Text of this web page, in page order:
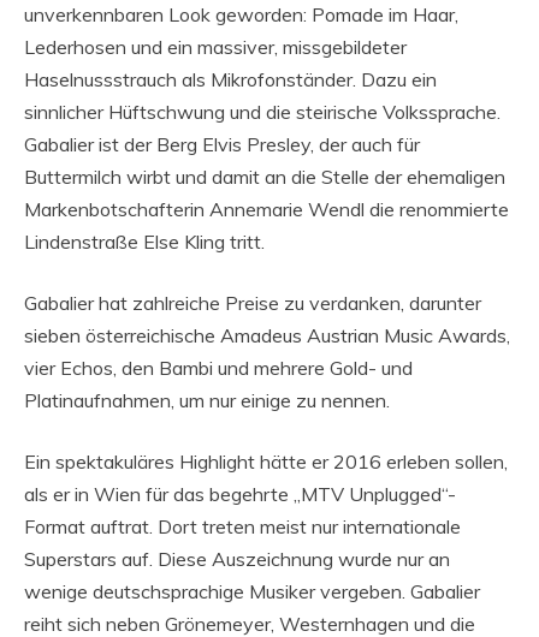
unverkennbaren Look geworden: Pomade im Haar,
Lederhosen und ein massiver, missgebildeter
Haselnussstrauch als Mikrofonständer. Dazu ein
sinnlicher Hüftschwung und die steirische Volkssprache.
Gabalier ist der Berg Elvis Presley, der auch für
Buttermilch wirbt und damit an die Stelle der ehemaligen
Markenbotschafterin Annemarie Wendl die renommierte
Lindenstraße Else Kling tritt.
Gabalier hat zahlreiche Preise zu verdanken, darunter
sieben österreichische Amadeus Austrian Music Awards,
vier Echos, den Bambi und mehrere Gold- und
Platinaufnahmen, um nur einige zu nennen.
Ein spektakuläres Highlight hätte er 2016 erleben sollen,
als er in Wien für das begehrte „MTV Unplugged“-
Format auftrat. Dort treten meist nur internationale
Superstars auf. Diese Auszeichnung wurde nur an
wenige deutschsprachige Musiker vergeben. Gabalier
reiht sich neben Grönemeyer, Westernhagen und die